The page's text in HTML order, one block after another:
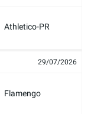
Athletico-PR
29/07/2026
Flamengo